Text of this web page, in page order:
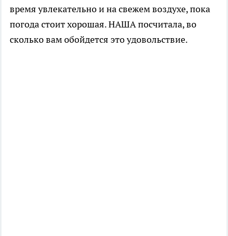
время увлекательно и на свежем воздухе, пока
погода стоит хорошая. НАША посчитала, во
сколько вам обойдется это удовольствие.